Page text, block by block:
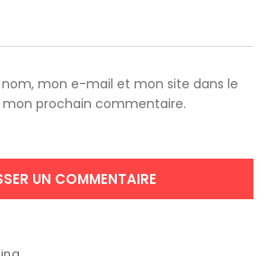
mon e-mail et mon site dans le
prochain commentaire.